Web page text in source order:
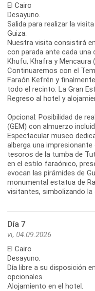
El Cairo
Desayuno.
Salida para realizar la
Guiza.
Nuestra visita consistirá
con parada ante cada una
Khufu, Khafra y Mencaura
Continuaremos con el
Faraón Kefrén y
todo el recinto: La Gran
Regreso al hotel y
Opcional: Posibilidad de
(GEM) con almuerzo
Espectacular museo
alberga una
tesoros de la tumba de
en el estilo faraónico,
evocan las pirámides de
monumental estatua de
visitantes, simbolizando la
Día 7
vi, 04.09.2026
El Cairo
Desayuno.
Día libre a su disposición
opcionales.
Alojamiento en el hotel.